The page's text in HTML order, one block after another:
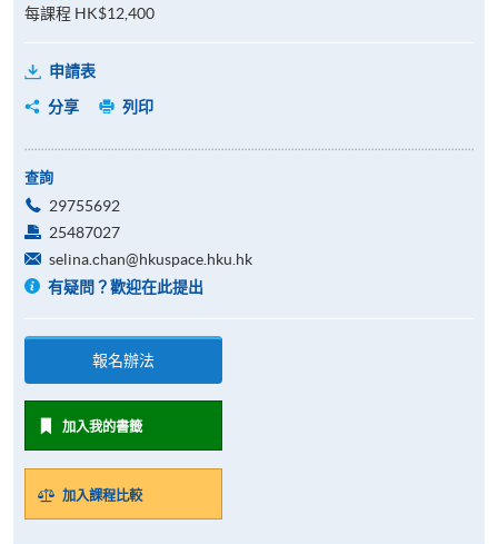
每課程 HK$12,400
申請表
分享
列印
查詢
29755692
25487027
selina.chan@hkuspace.hku.hk
有疑問？歡迎在此提出
報名辦法
加入我的書籤
加入課程比較